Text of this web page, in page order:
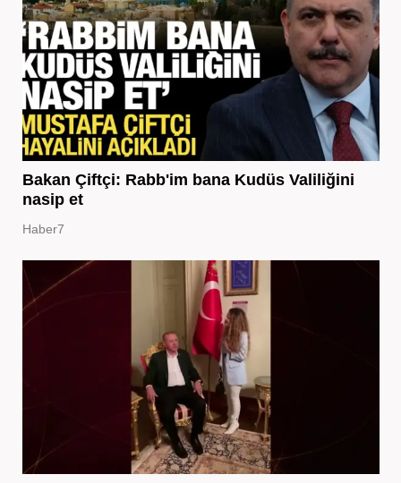
Bakan Çiftçi: Rabb'im bana Kudüs Valiliğini
nasip et
Haber7